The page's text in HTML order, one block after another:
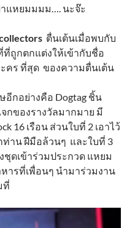
แหยมมมม…. นะจ๊ะ
ตื่นเต้นเมื่อพบกับ
ถูกตกแต่งให้เข้ากับชื่อ
คร ที่สุด ของความตื่นเต้น
อีกอย่างคือ Dogtag ชิ้น
กของรางวัลมากมาย มี
16 เรือน ส่วนใบที่ 2 เอาไว้
ท่าน ฝีมือล้วนๆ และใบที่ 3
ดเข้าร่วมประกวด แหยม
ารที่เพื่อนๆ นำมาร่วมงาน
ที่